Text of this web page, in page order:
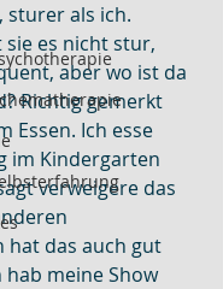
sturer als ich.
es nicht stur,
aber wo ist da
Richtig gemerkt
Essen. Ich esse
im Kindergarten
verweigere das
hat das auch gut
meine Show